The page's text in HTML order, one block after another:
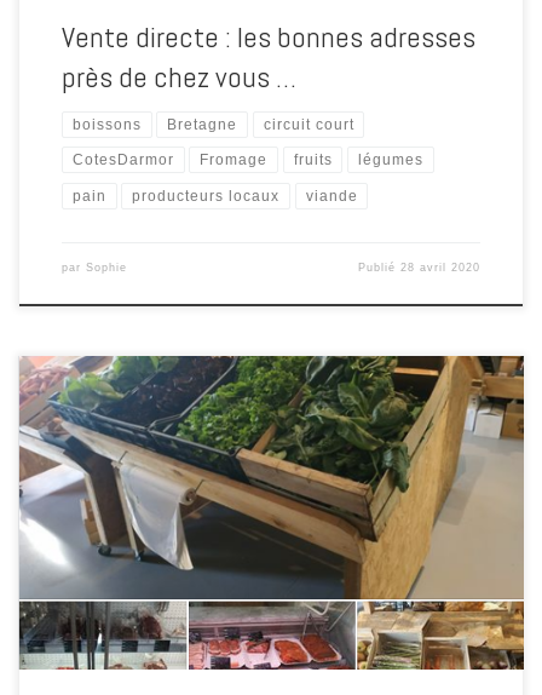
Vente directe : les bonnes adresses
près de chez vous …
boissons Bretagne circuit court
CotesDarmor Fromage fruits légumes
pain producteurs locaux viande
par Sophie Publié 28 avril 2020
La Ferme Sous la Ville réouverture aux horaires habituelles Du mardi
au samedi de 9h30 à 12h45 et de 15h à 19h et le dimanche matin
de mai à septembre Vente directe à la ferme de viande de bœuf de
race blonde d’Aquitaine, veau et porc.